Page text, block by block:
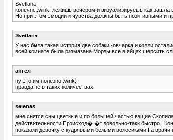
Svetlana
конечно :wink: лежишь вечером и визуализируешь как зашла
Но при этом эмоции и чувства должны быть позитивными и
Svetlana
У нас была такая история:две собаки -овчарка и колли
всей комнате была размазана.Морды все в яйцах,шерсить
ангел
ну это им полезно :wink:
правда не в таких количествах
selenas
мне снятся сны цветные и по большей частью
действительности.Происход� �т довольно-таки быстро !
показали девочку с кудрявыми белыми волосиками ! а врачи